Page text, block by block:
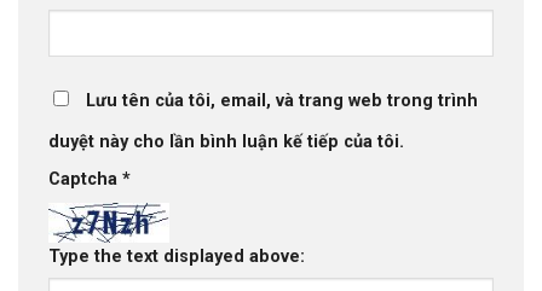
Lưu tên của tôi, email, và trang web trong trình
duyệt này cho lần bình luận kế tiếp của tôi.
Captcha *
Type the text displayed above: